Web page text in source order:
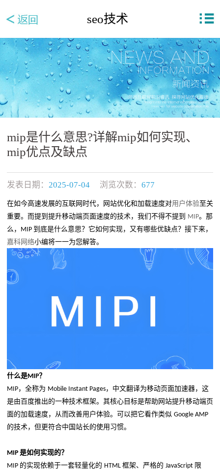
seo技术
mip是什么意思?详解mip如何实现、
mip优点及缺点
发表日期： 2025-07-04 浏览次数： 677
在如今高速发展的互联网时代，网站优化和加载速度对用户体验至关
重要。而提到提升移动端页面速度的技术，我们不得不提到 MIP。那
么， MIP 到底是什么意思？它如何实现，又有哪些优缺点？接下来，
嘉科网络小编将一一为您解答。
什么是MIP？
MIP，全称为 Mobile Instant Pages，中文翻译为移动页面加速器，这
是由百度推出的一种技术框架。其核心目标是帮助网站提升移动端页
面的加载速度，从而改善用户体验。可以把它看作类似 Google AMP
的技术，但更符合中国站长的使用习惯。
MIP 是如何实现的？
MIP 的实现依赖于一套轻量化的 HTML 框架、严格的 JavaScript 限